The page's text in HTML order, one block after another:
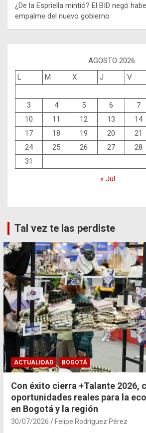
¿De la Espriella mintió? El BID negó
empalme del nuevo gobierno
AGOSTO 2026
L
M X J V
3
4 5 6 7
10
11 12 13 14
17
18 19 20 21
24
25 26 27 28
31
« Jul
Tal vez te las perdiste
ACTUALIDAD BOGOTÁ
Con éxito cierra +Talante 2026,
oportunidades reales para la
en Bogotá y la región
30/07/2026 Felipe Rodríguez Pérez